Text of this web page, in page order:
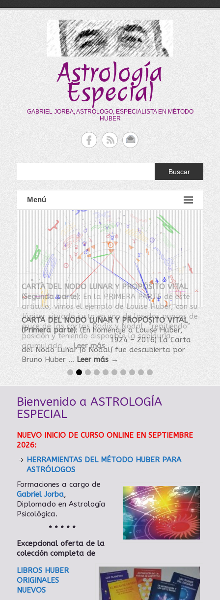
Astrología
Especial
GABRIEL JORBA, ASTRÓLOGO, ESPECIALISTA EN MÉTODO
HUBER
Buscar
Menú
CARTA DEL NODO LUNAR Y PROPÓSITO VITAL
(Primera parte):(En homenaje a Louise Huber,
1924 – 2016) La Carta
del Nodo Lunar (o Nodal) fue descubierta por
Bruno Huber … Leer más →
CARTA DEL NODO LUNAR Y PROPÓSITO VITAL
(Segunda parte): En la PRIMERA PARTE de este
artículo, vimos el ejemplo de Louise Huber, con su
Júpiter situado justo en uno de los dos puntos de
cruce de las cartas Radix y Nodal, “repitiendo”
posición y teniendo disponible la sabiduría
acumulada … Leer más →
Bienvenido a ASTROLOGÍA
ESPECIAL
NUEVO INICIO DE CURSO ONLINE EN SEPTIEMBRE
2026:
HERRAMIENTAS DEL MÉTODO HUBER PARA
ASTRÓLOGOS
Formaciones a cargo de
Gabriel Jorba,
Diplomado en Astrología
Psicológica.
* * * * *
Excepcional oferta de la
colección completa de
LIBROS HUBER
ORIGINALES
NUEVOS